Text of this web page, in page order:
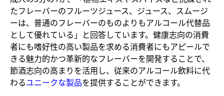
たフレーバーのフルーツジュース、ジュース、スムージ
ーは、普通のフレーバーのものよりもアルコール代替品
として優れている」と回答しています。健康志向の消費
者にも嗜好性の高い製品を求める消費者にもアピールで
きる魅力的かつ革新的なフレーバーを開発することで、
節酒志向の高まりを活用し、従来のアルコール飲料に代
わるユニークな製品を提供することができます。